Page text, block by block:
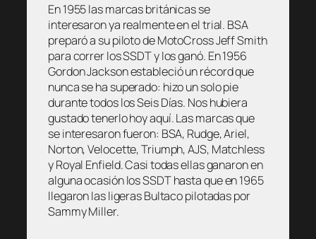
En 1955 las marcas británicas se
interesaron ya realmente en el trial. BSA
preparó a su piloto de MotoCross Jeff Smith
para correr los SSDT y los ganó. En 1956
Gordon Jackson estableció un récord que
nunca se ha superado: hizo un solo pie
durante todos los Seis Días. Nos hubiera
gustado tenerlo hoy aquí. Las marcas que
se interesaron fueron: BSA, Rudge, Ariel,
Norton, Velocette, Triumph, AJS, Matchless
y Royal Enfield. Casi todas ellas ganaron en
alguna ocasión los SSDT hasta que en 1965
llegaron las ligeras Bultaco pilotadas por
Sammy Miller.